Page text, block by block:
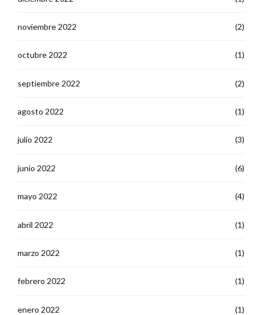
noviembre 2022 (2)
octubre 2022 (1)
septiembre 2022 (2)
agosto 2022 (1)
julio 2022 (3)
junio 2022 (6)
mayo 2022 (4)
abril 2022 (1)
marzo 2022 (1)
febrero 2022 (1)
enero 2022 (1)